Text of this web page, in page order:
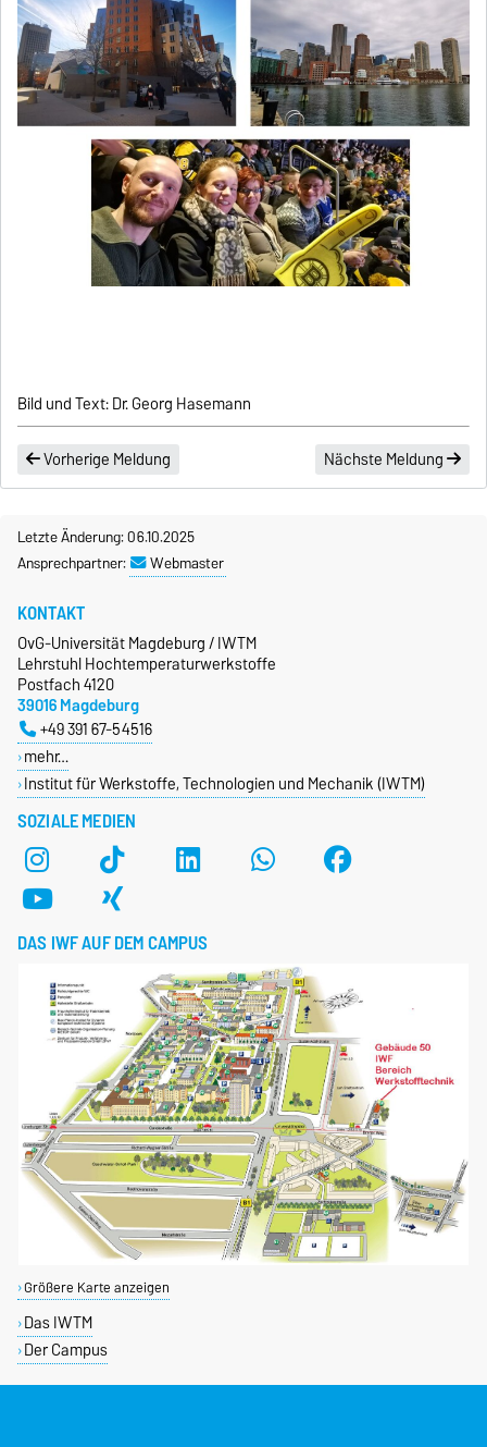
Bild und Text: Dr. Georg Hasemann
Vorherige Meldung Nächste Meldung
Letzte Änderung: 06.10.2025
Ansprechpartner:
Webmaster
SOZIALE MEDIEN
KONTAKT
OvG-Universität Magdeburg / IWTM
Lehrstuhl Hochtemperaturwerkstoffe
Postfach 4120
39016 Magdeburg
+49 391 67-54516
mehr…
Institut für Werkstoffe, Technologien und Mechanik (IWTM)
DAS IWF AUF DEM CAMPUS
Größere Karte anzeigen
Das IWTM
Der Campus